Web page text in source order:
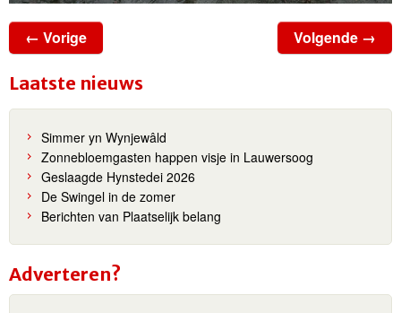
← Vorige Volgende →
Laatste nieuws
Simmer yn Wynjewâld
Zonnebloemgasten happen visje in Lauwersoog
Geslaagde Hynstedei 2026
De Swingel in de zomer
Berichten van Plaatselijk belang
Adverteren?